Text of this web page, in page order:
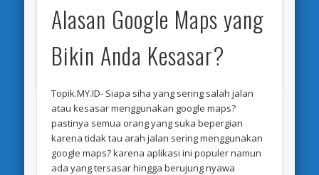
Oktober 25, 2023
Permalink
Alasan Google Maps yang
Bikin Anda Kesasar?
Topik.MY.ID- Siapa siha yang sering salah jalan
atau kesasar menggunakan google maps?
pastinya semua orang yang suka bepergian
karena tidak tau arah jalan sering menggunakan
google maps? karena aplikasi ini populer namun
ada yang tersasar hingga berujung nyawa